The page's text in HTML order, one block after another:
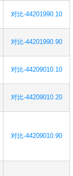
对比-44201990.10
对比-44201990.90
对比-44209010.10
对比-44209010.20
对比-44209010.90